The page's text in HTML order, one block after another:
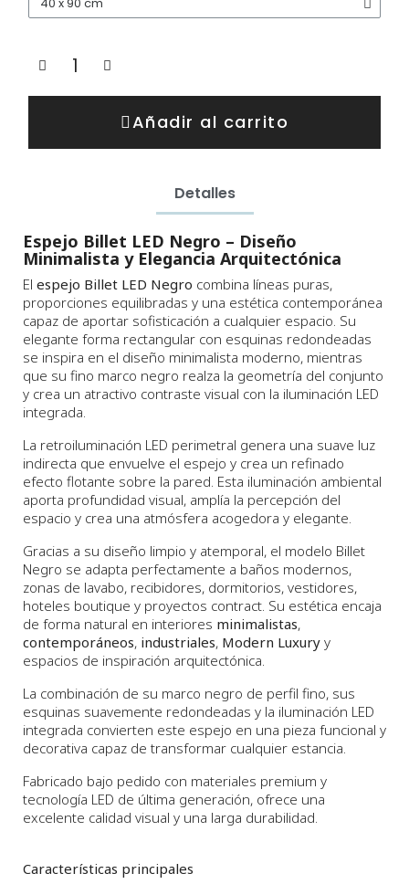
Añadir al carrito
Detalles
Espejo Billet LED Negro – Diseño
Minimalista y Elegancia Arquitectónica
El espejo Billet LED Negro combina líneas puras,
proporciones equilibradas y una estética contemporánea
capaz de aportar sofisticación a cualquier espacio. Su
elegante forma rectangular con esquinas redondeadas
se inspira en el diseño minimalista moderno, mientras
que su fino marco negro realza la geometría del conjunto
y crea un atractivo contraste visual con la iluminación LED
integrada.
La retroiluminación LED perimetral genera una suave luz
indirecta que envuelve el espejo y crea un refinado
efecto flotante sobre la pared. Esta iluminación ambiental
aporta profundidad visual, amplía la percepción del
espacio y crea una atmósfera acogedora y elegante.
Gracias a su diseño limpio y atemporal, el modelo Billet
Negro se adapta perfectamente a baños modernos,
zonas de lavabo, recibidores, dormitorios, vestidores,
hoteles boutique y proyectos contract. Su estética encaja
de forma natural en interiores minimalistas,
contemporáneos, industriales, Modern Luxury y
espacios de inspiración arquitectónica.
La combinación de su marco negro de perfil fino, sus
esquinas suavemente redondeadas y la iluminación LED
integrada convierten este espejo en una pieza funcional y
decorativa capaz de transformar cualquier estancia.
Fabricado bajo pedido con materiales premium y
tecnología LED de última generación, ofrece una
excelente calidad visual y una larga durabilidad.
Características principales